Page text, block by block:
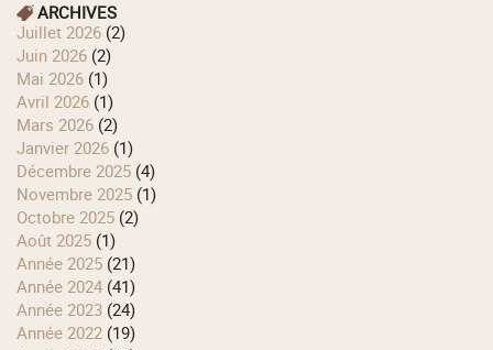
ARCHIVES
juillet 2026 (2)
juin 2026 (2)
mai 2026 (1)
avril 2026 (1)
mars 2026 (2)
janvier 2026 (1)
décembre 2025 (4)
novembre 2025 (1)
octobre 2025 (2)
août 2025 (1)
année 2025 (21)
année 2024 (41)
année 2023 (24)
année 2022 (19)